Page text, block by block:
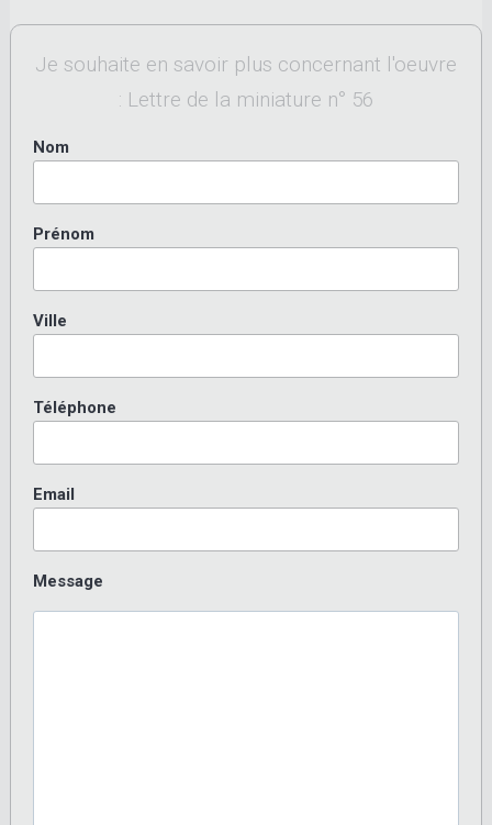
Je souhaite en savoir plus concernant l'oeuvre
: Lettre de la miniature n° 56
Nom
Prénom
Ville
Téléphone
Email
Message